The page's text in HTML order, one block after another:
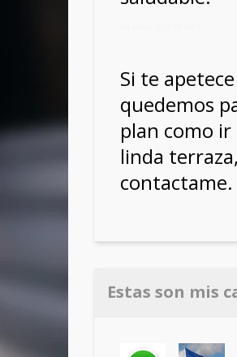
Si te
quedemos
plan como
linda
contactame.
Estas son mis